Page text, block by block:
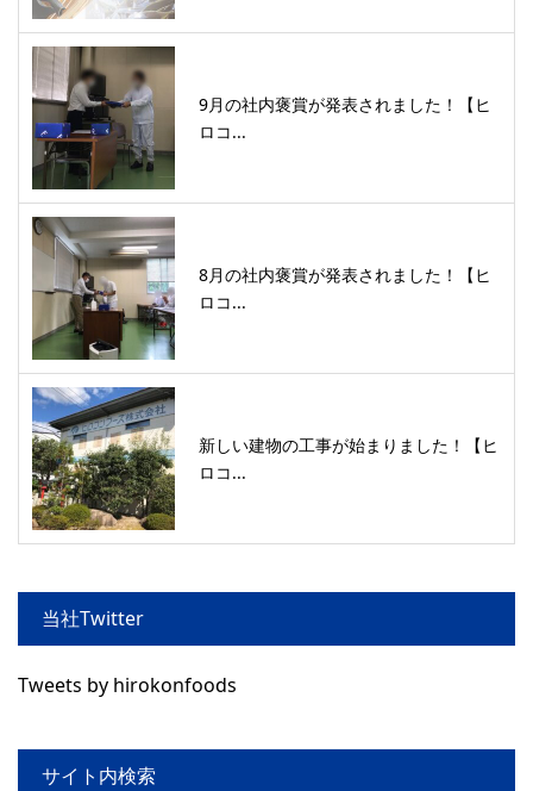
9月の社内褒賞が発表されました！【ヒ
ロコ...
8月の社内褒賞が発表されました！【ヒ
ロコ...
新しい建物の工事が始まりました！【ヒ
ロコ...
当社Twitter
Tweets by hirokonfoods
サイト内検索